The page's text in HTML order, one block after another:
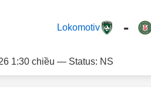
Lokomotiv -
1:30 chiều — Status: NS